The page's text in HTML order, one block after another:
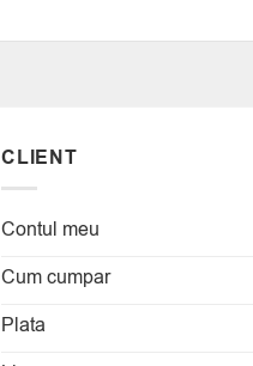
CLIENT
Contul meu
Cum cumpar
Plata